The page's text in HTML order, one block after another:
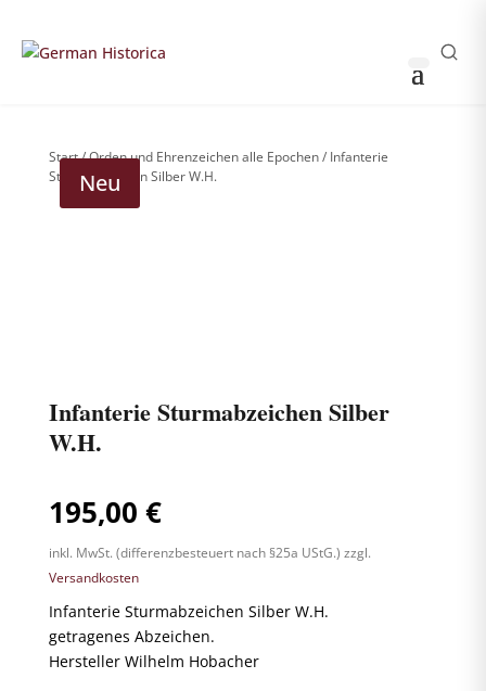
Start/Orden und Ehrenzeichen alle Epochen/ Infanterie
Sturmabzeichen Silber W.H.
Infanterie Sturmabzeichen Silber
W.H.
195,00 €
inkl. MwSt. (differenzbesteuert nach §25a UStG.) zzgl.
Versandkosten
Infanterie Sturmabzeichen Silber W.H.
getragenes Abzeichen.
Hersteller Wilhelm Hobacher
Neu